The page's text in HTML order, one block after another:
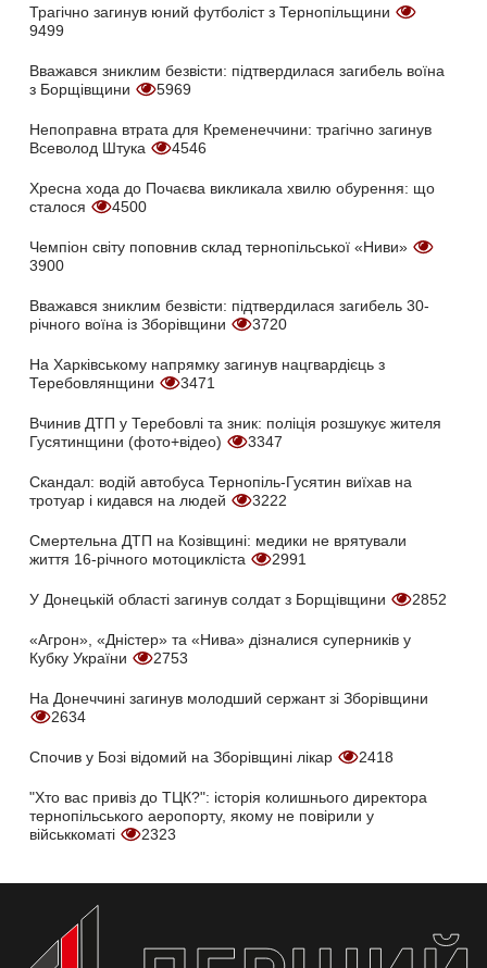
Трагічно загинув юний футболіст з Тернопільщини
9499
Вважався зниклим безвісти: підтвердилася загибель воїна
з Борщівщини
5969
Непоправна втрата для Кременеччини: трагічно загинув
Всеволод Штука
4546
Хресна хода до Почаєва викликала хвилю обурення: що
сталося
4500
Чемпіон світу поповнив склад тернопільської «Ниви»
3900
Вважався зниклим безвісти: підтвердилася загибель 30-
річного воїна із Зборівщини
3720
На Харківському напрямку загинув нацгвардієць з
Теребовлянщини
3471
Вчинив ДТП у Теребовлі та зник: поліція розшукує жителя
Гусятинщини (фото+відео)
3347
Скандал: водій автобуса Тернопіль-Гусятин виїхав на
тротуар і кидався на людей
3222
Смертельна ДТП на Козівщині: медики не врятували
життя 16-річного мотоцикліста
2991
У Донецькій області загинув солдат з Борщівщини 2852
«Агрон», «Дністер» та «Нива» дізналися суперників у
Кубку України
2753
На Донеччині загинув молодший сержант зі Зборівщини
2634
Спочив у Бозі відомий на Зборівщині лікар 2418
"Хто вас привіз до ТЦК?": історія колишнього директора
тернопільського аеропорту, якому не повірили у
військкоматі
2323